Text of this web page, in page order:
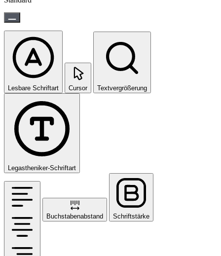
Lesbare Schriftart Cursor Textvergrößerung
Legastheniker-Schriftart
Buchstabenabstand Schriftstärke